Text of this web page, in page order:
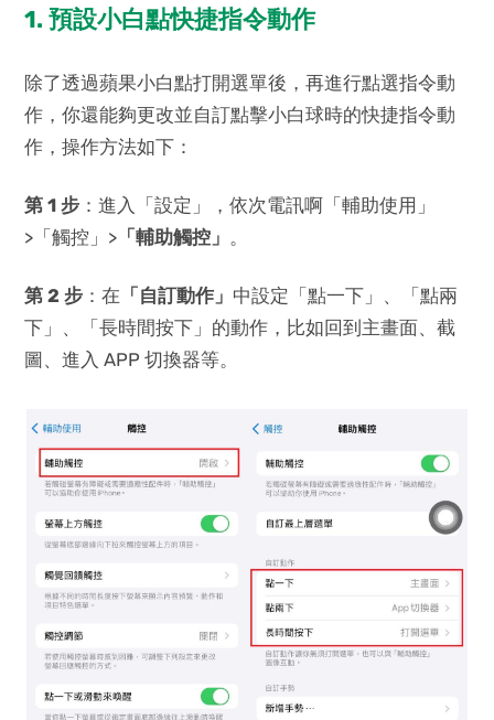
1. 預設小白點快捷指令動作
除了透過蘋果小白點打開選單後，再進行點選指令動
作，你還能夠更改並自訂點擊小白球時的快捷指令動
作，操作方法如下：
第 1 步 ：進入「設定」，依次電訊啊「輔助使用」
>「觸控」> 「輔助觸控」 。
第 2 步 ：在 「自訂動作」 中設定「點一下」、「點兩
下」、「長時間按下」的動作，比如回到主畫面、截
圖、進入 APP 切換器等。